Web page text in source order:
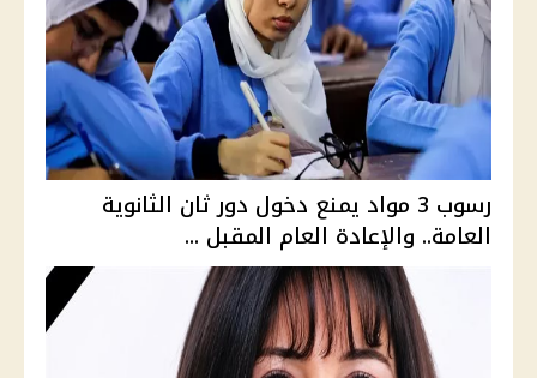
رسوب 3 مواد يمنع دخول دور ثان الثانوية
العامة.. والإعادة العام المقبل ...